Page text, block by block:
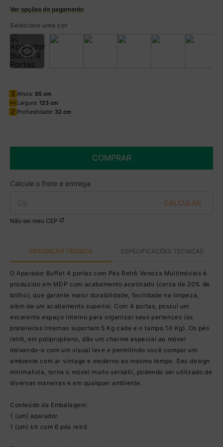
Ver opções de pagamento
R$ 360,99 à vista no Boleto
% de desconto)
Você economiza
Selecione uma cor
Altura: 85 cm
Largura: 123 cm
Profundidade: 32 cm
COMPRAR
Não sei meu CEP
DESCRIÇÃO TÉCNICA ESPECIFICAÇÕES TÉCNICAS
O Aparador Buffet 4 portas com Pés Retrô Veneza Multimóveis é
produzido em MDP com acabamento acetinado (cerca de 20% de
brilho), que garante maior durabilidade, facilidade na limpeza,
além de um acabamento superior. Com 4 portas, possui um
excelente espaço interno para organizar seus pertences (as
prateleiras internas suportam 5 Kg cada e o tampo 10 Kg). Os pés
retrô, em polipropileno, dão um charme especial ao móvel
deixando-o com um visual leve e permitindo você compor um
ambiente com ar vintage e moderno ao mesmo tempo. Seu design
minimalista, torna o móvel muito versátil, podendo ser utilizado de
diversas maneiras e em qualquer ambiente.
Conteúdo da Embalagem:
1 (um) aparador
1 (um) kit com 6 pés retrô